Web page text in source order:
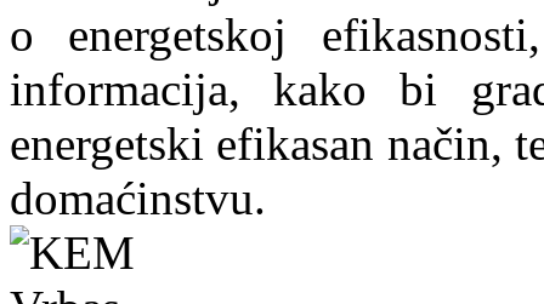
o energetskoj
informacija, kako bi
energetski efikasan način,
domaćinstvu.